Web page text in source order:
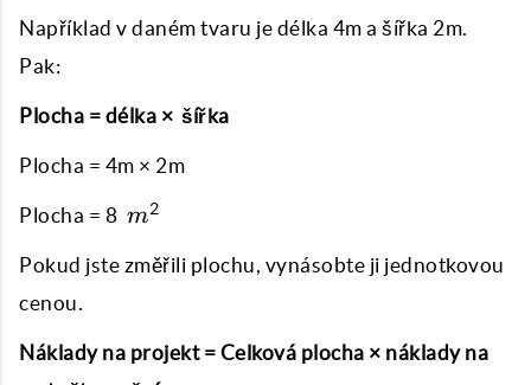
Například v daném tvaru je délka 4m a šířka 2m.
Pak:
Plocha = délka × šířka
Plocha = 4m × 2m
Plocha = 8 \m2
Pokud jste změřili plochu, vynásobte ji jednotkovou
cenou.
Náklady na projekt = Celková plocha × náklady na